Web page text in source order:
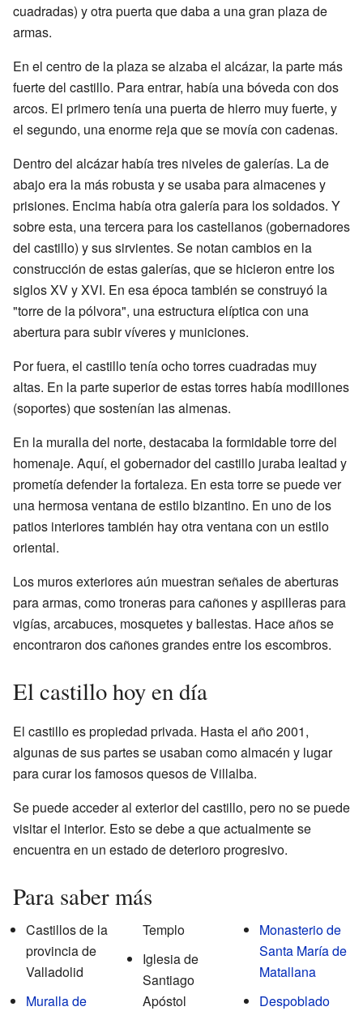
cuadradas) y otra puerta que daba a una gran plaza de
armas.
En el centro de la plaza se alzaba el alcázar, la parte más
fuerte del castillo. Para entrar, había una bóveda con dos
arcos. El primero tenía una puerta de hierro muy fuerte, y
el segundo, una enorme reja que se movía con cadenas.
Dentro del alcázar había tres niveles de galerías. La de
abajo era la más robusta y se usaba para almacenes y
prisiones. Encima había otra galería para los soldados. Y
sobre esta, una tercera para los castellanos (gobernadores
del castillo) y sus sirvientes. Se notan cambios en la
construcción de estas galerías, que se hicieron entre los
siglos XV y XVI. En esa época también se construyó la
"torre de la pólvora", una estructura elíptica con una
abertura para subir víveres y municiones.
Por fuera, el castillo tenía ocho torres cuadradas muy
altas. En la parte superior de estas torres había modillones
(soportes) que sostenían las almenas.
En la muralla del norte, destacaba la formidable torre del
homenaje. Aquí, el gobernador del castillo juraba lealtad y
prometía defender la fortaleza. En esta torre se puede ver
una hermosa ventana de estilo bizantino. En uno de los
patios interiores también hay otra ventana con un estilo
oriental.
Los muros exteriores aún muestran señales de aberturas
para armas, como troneras para cañones y aspilleras para
vigías, arcabuces, mosquetes y ballestas. Hace años se
encontraron dos cañones grandes entre los escombros.
El castillo hoy en día
El castillo es propiedad privada. Hasta el año 2001,
algunas de sus partes se usaban como almacén y lugar
para curar los famosos quesos de Villalba.
Se puede acceder al exterior del castillo, pero no se puede
visitar el interior. Esto se debe a que actualmente se
encuentra en un estado de deterioro progresivo.
Para saber más
Castillos de la
provincia de
Valladolid
Muralla de
Templo
Iglesia de
Santiago
Apóstol
Monasterio de
Santa María de
Matallana
Despoblado